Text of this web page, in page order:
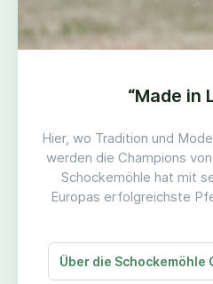
“Made in
Hier, wo Tradition und
werden die Champions
Schockemöhle hat mit
Europas erfolgreichste
Über die Schockemöhle